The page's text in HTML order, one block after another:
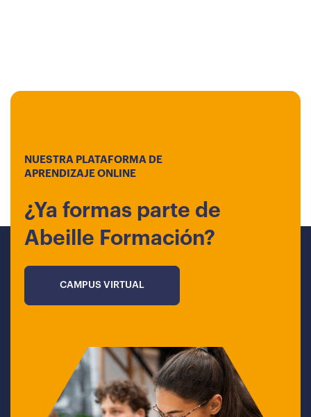
NUESTRA PLATAFORMA DE
APRENDIZAJE ONLINE
¿Ya formas parte de
Abeille Formación?
CAMPUS VIRTUAL